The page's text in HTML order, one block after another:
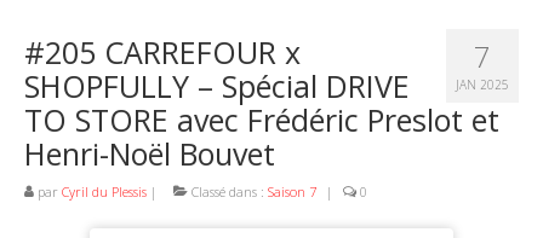
7
JAN 2025
#205 CARREFOUR x
SHOPFULLY – Spécial DRIVE
TO STORE avec Frédéric Preslot et
Henri-Noël Bouvet
par Cyril du Plessis | Classé dans : Saison 7 | 0